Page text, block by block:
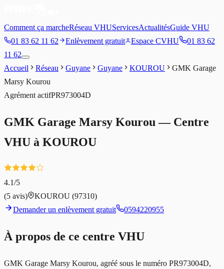
Comment ça marcheRéseau VHUServicesActualitésGuide VHU
01 83 62 11 62
Enlèvement gratuit Espace CVHU
01 83 62
11 62
Accueil
Réseau Guyane Guyane KOUROU
GMK Garage
Marsy Kourou
Agrément actifPR973004D
GMK Garage Marsy Kourou — Centre
VHU à KOUROU
4.1/5
(5 avis) KOUROU (97310)
Demander un enlèvement gratuit
0594220955
À propos de ce centre VHU
GMK Garage Marsy Kourou, agréé sous le numéro PR973004D,